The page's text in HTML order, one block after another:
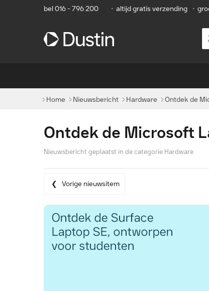
bel 016 - 796 200 • altijd gratis verzending •
Home Nieuwsbericht Hardware Ontdek de
Ontdek de Microsoft
Nieuwsbericht geplaatst in de categorie Hardware
Vorige nieuwsitem